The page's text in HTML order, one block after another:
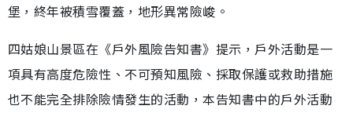
堡，終年被積雪覆蓋，地形異常險峻。
四姑娘山景區在《戶外風險告知書》提示，戶外活動是一
項具有高度危險性、不可預知風險、採取保護或救助措施
也不能完全排除險情發生的活動，本告知書中的戶外活動